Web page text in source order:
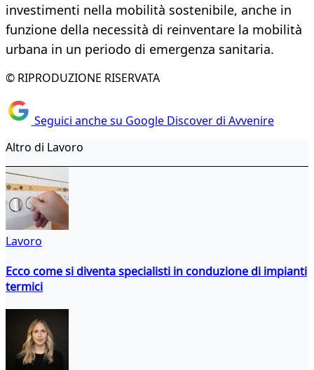
investimenti nella mobilità sostenibile, anche in
funzione della necessità di reinventare la mobilità
urbana in un periodo di emergenza sanitaria.
© RIPRODUZIONE RISERVATA
Seguici anche su Google Discover di Avvenire
Altro di Lavoro
Lavoro
Ecco come si diventa specialisti in conduzione di impianti
termici